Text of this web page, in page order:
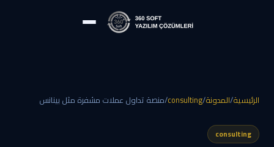
الرئيسية/المدونة/
consulting
/منصة تداول عملات مشفرة مثل بينانس
consulting